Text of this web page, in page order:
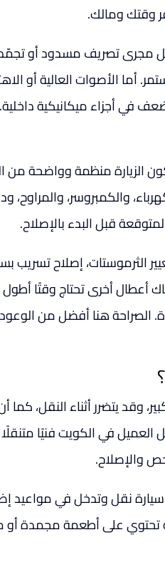
وقتك ومالك.
مجرى تصريف مسدود أو تجمّد
أما الأصوات العالية أو
في أجزاء ميكانيكية داخلية.
الزيارة منظمة وواضحة من
والكمبروسر، والمراوح،
قبل البدء بالإصلاح.
إصلاح تسريب
أعطال أخرى تحتاج وقتًا
الصراحة هنا أفضل من
وقد يتضرر أثناء النقل،
في الكويت فنيًا
والإصلاح.
سيارة نقل وتدخل في مواعيد
تحتوي على أطعمة مجمدة أو